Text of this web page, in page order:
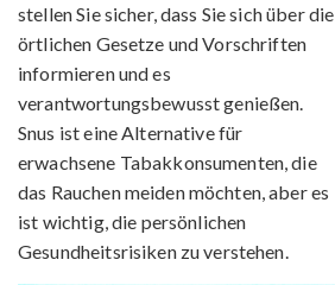
stellen Sie sicher, dass Sie sich über die
örtlichen Gesetze und Vorschriften
informieren und es
verantwortungsbewusst genießen.
Snus ist eine Alternative für
erwachsene Tabakkonsumenten, die
das Rauchen meiden möchten, aber es
ist wichtig, die persönlichen
Gesundheitsrisiken zu verstehen.